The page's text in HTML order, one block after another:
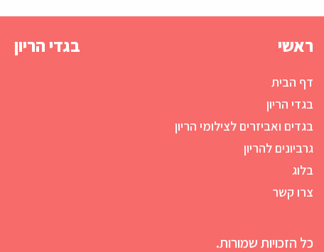
ראשי
דף הבית
בגדי הריון
בגדים ואביזרים לצילומי הריון
גרביונים להריון
בלוג
צרו קשר
בגדי הריון
כל הזכויות שמורות.